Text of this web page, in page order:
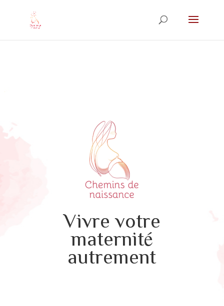
Vivre votre
maternité
autrement